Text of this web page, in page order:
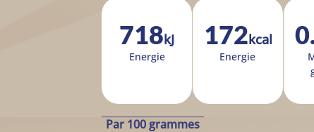
718kJ
Ener­gie
172kcal
Ener­gie
Par 100 grammes